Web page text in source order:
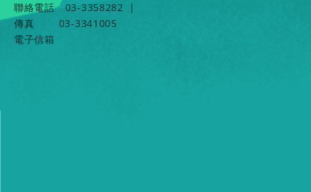
聯絡電話
03-3358282
|
傳真
03-3341005
電子信箱